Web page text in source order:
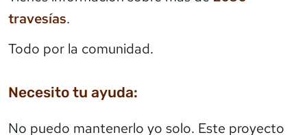
travesías.
Todo por la comunidad.
Necesito tu ayuda:
No puedo mantenerlo yo solo. Este proyecto